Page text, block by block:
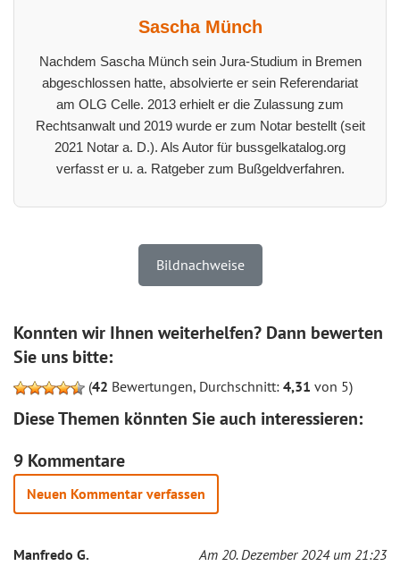
Sascha Münch
Nachdem Sascha Münch sein Jura-Studium in Bremen
abgeschlossen hatte, absolvierte er sein Referendariat
am OLG Celle. 2013 erhielt er die Zulassung zum
Rechtsanwalt und 2019 wurde er zum Notar bestellt (seit
2021 Notar a. D.). Als Autor für bussgelkatalog.org
verfasst er u. a. Ratgeber zum Bußgeldverfahren.
Bildnachweise
Konnten wir Ihnen weiterhelfen? Dann bewerten
Sie uns bitte:
(42 Bewertungen, Durchschnitt: 4,31 von 5)
Diese Themen könnten Sie auch interessieren:
9 Kommentare
Neuen Kommentar verfassen
Manfredo G. Am 20. Dezember 2024 um 21:23